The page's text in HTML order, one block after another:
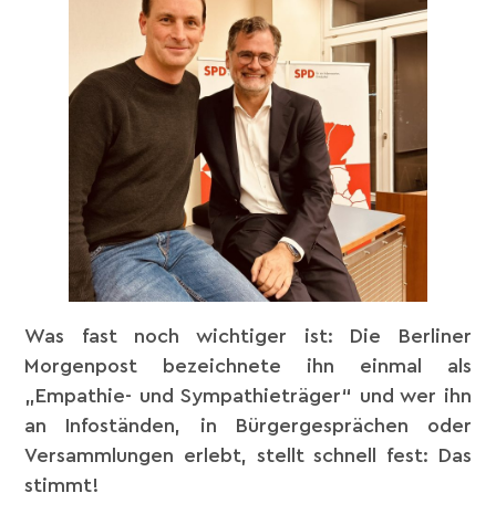
Was fast noch wichtiger ist: Die Berliner
Morgenpost bezeichnete ihn einmal als
„Empathie- und Sympathieträger“ undwer ihn
an Infoständen, in Bürgergesprächen oder
Versammlungen erlebt, stellt schnell fest: Das
stimmt!